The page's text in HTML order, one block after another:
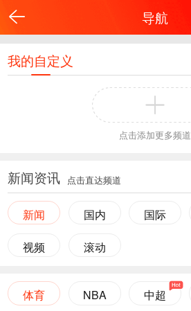
导航
我的自定义
点击添加更多频道
新闻资讯 点击直达频道
新闻 国内 国际
视频 滚动
体育 NBA 中超